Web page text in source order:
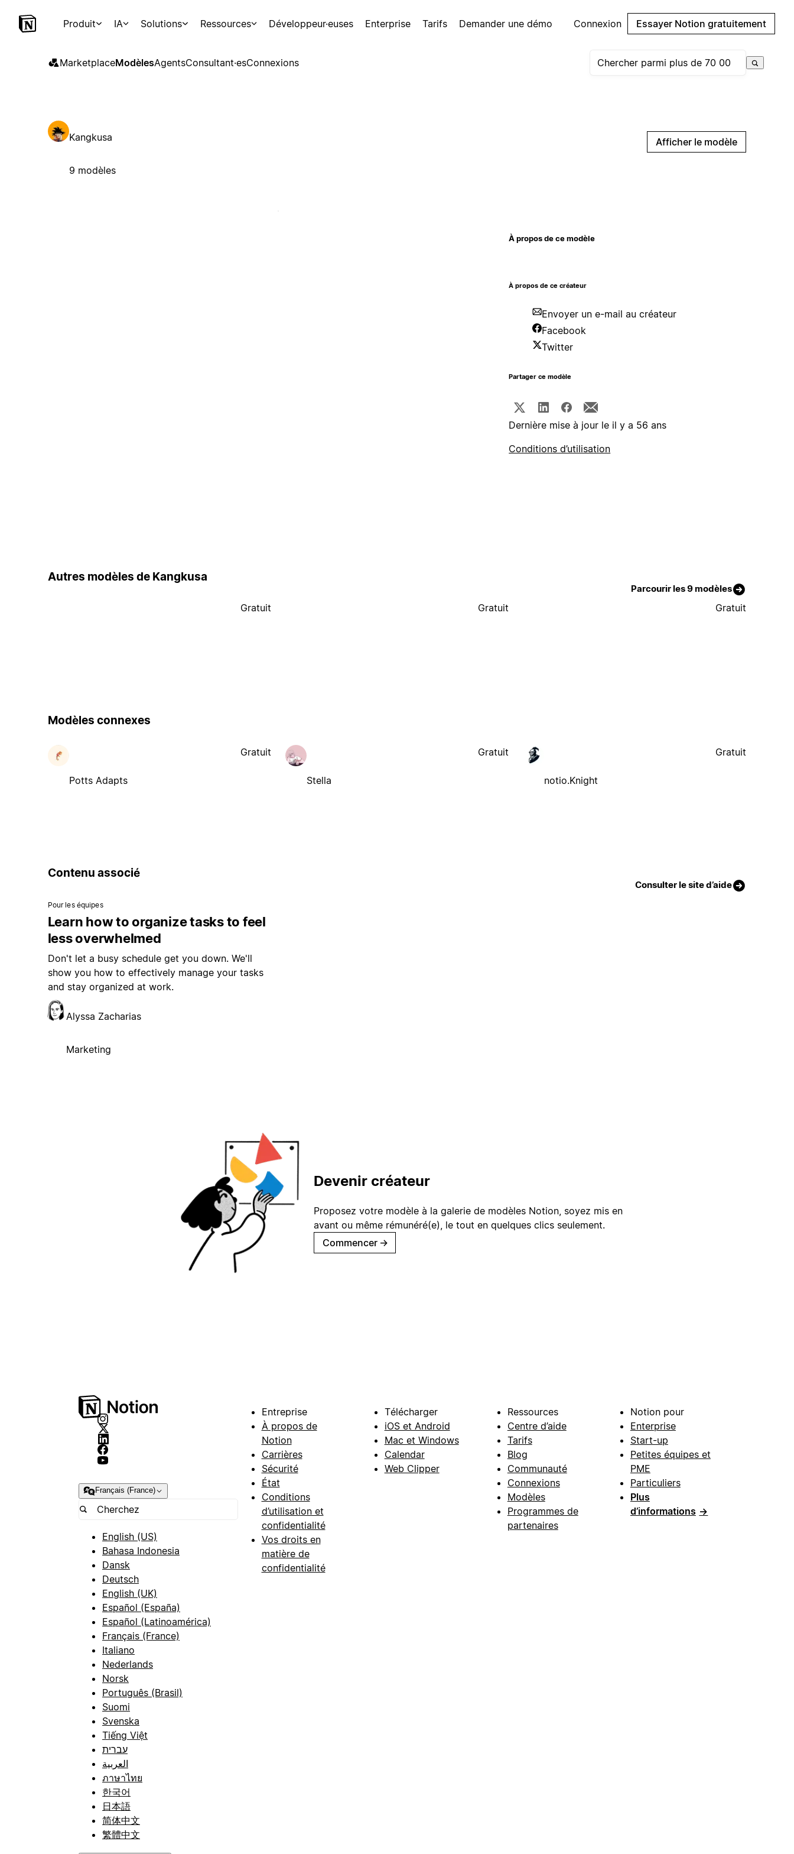
Produit IA Solutions Ressources Développeur·euses Enterprise Tarifs Demander une démo Connexion Essayer Notion gratuitement
MarketplaceModèlesAgentsConsultant·esConnexions
Kangkusa
9 modèles
Afficher le modèle
À propos de ce modèle
À propos de ce créateur
Envoyer un e-mail au créateur
Facebook
Twitter
Partager ce modèle
Dernière mise à jour le il y a 56 ans
Conditions d’utilisation
Autres modèles de Kangkusa
Parcourir les 9 modèles
Gratuit Gratuit Gratuit
Modèles connexes
Potts Adapts
Gratuit
Stella
Gratuit
notio.Knight
Gratuit
Contenu associé
Consulter le site d’aide
Pour les équipes
Learn how to organize tasks to feel
less overwhelmed
Don't let a busy schedule get you down. We'll
show you how to effectively manage your tasks
and stay organized at work.
Alyssa Zacharias
Marketing
Devenir créateur
Proposez votre modèle à la galerie de modèles Notion, soyez mis en
avant ou même rémunéré(e), le tout en quelques clics seulement.
Commencer →
Français (France)
English (US)
Bahasa Indonesia
Dansk
Deutsch
English (UK)
Español (España)
Español (Latinoamérica)
Français (France)
Italiano
Nederlands
Norsk
Português (Brasil)
Suomi
Svenska
Tiếng Việt
עברית
العربية
ภาษาไทย
한국어
日本語
简体中文
繁體中文
Entreprise
À propos de
Notion
Carrières
Sécurité
État
Conditions
d’utilisation et
confidentialité
Vos droits en
matière de
confidentialité
Télécharger
iOS et Android
Mac et Windows
Calendar
Web Clipper
Ressources
Centre d’aide
Tarifs
Blog
Communauté
Connexions
Modèles
Programmes de
partenaires
Notion pour
Enterprise
Start-up
Petites équipes et
PME
Particuliers
Plus
d’informations →